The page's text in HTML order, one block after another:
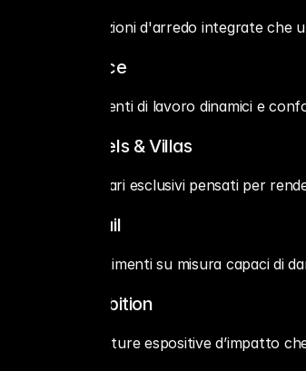
Soluzioni d'arredo integrate che
◊ Office
Ambienti di lavoro dinamici e
◊ Hotels & Villas
Scenari esclusivi pensati per
◊ Retail
Allestimenti su misura capaci di
◊ Exhibition
Strutture espositive d’impatto